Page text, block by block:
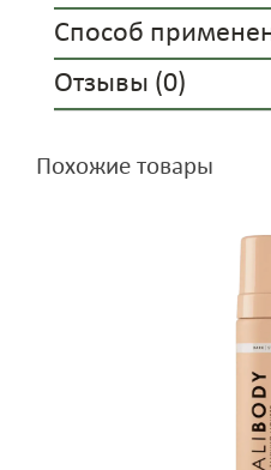
Способ
Отзывы (0)
Похожие товары